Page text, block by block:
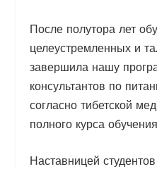
После полутора лет
целеустремленных и
завершила нашу
консультантов по
согласно тибетской
полного курса
Наставницей